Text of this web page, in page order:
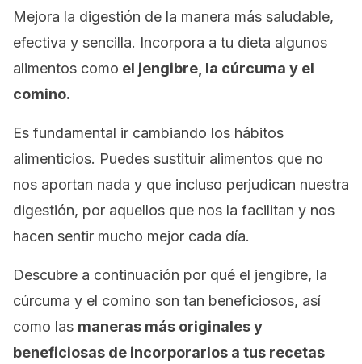
Mejora la digestión de la manera más saludable,
efectiva y sencilla. Incorpora a tu dieta algunos
alimentos como el jengibre, la cúrcuma y el
comino.
Es fundamental ir cambiando los hábitos
alimenticios. Puedes sustituir alimentos que no
nos aportan nada y que incluso perjudican nuestra
digestión, por aquellos que nos la facilitan y nos
hacen sentir mucho mejor cada día.
Descubre a continuación por qué el jengibre, la
cúrcuma y el comino son tan beneficiosos, así
como las maneras más originales y
beneficiosas de incorporarlos a tus recetas